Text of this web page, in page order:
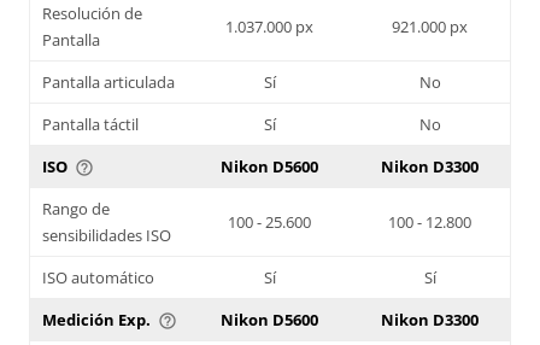
Resolución de
Pantalla
1.037.000 px 921.000 px
Pantalla articulada Sí
No
Pantalla táctil
Sí
No
ISO help_outline Nikon D5600
Nikon D3300
Rango de
sensibilidades ISO
100 - 25.600 100 - 12.800
ISO automático Sí
Sí
Medición Exp. help_outline Nikon D5600
Nikon D3300